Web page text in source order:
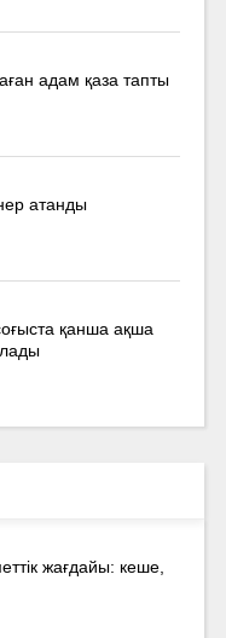
адам қаза тапты
атанды
қанша ақша
жағдайы: кеше,